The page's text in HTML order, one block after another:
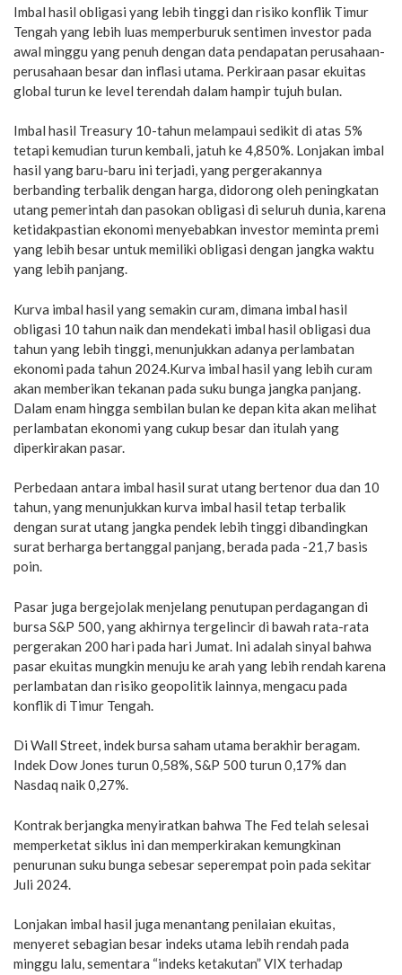
Imbal hasil obligasi yang lebih tinggi dan risiko konflik Timur
Tengah yang lebih luas memperburuk sentimen investor pada
awal minggu yang penuh dengan data pendapatan perusahaan-
perusahaan besar dan inflasi utama. Perkiraan pasar ekuitas
global turun ke level terendah dalam hampir tujuh bulan.
Imbal hasil Treasury 10-tahun melampaui sedikit di atas 5%
tetapi kemudian turun kembali, jatuh ke 4,850%. Lonjakan imbal
hasil yang baru-baru ini terjadi, yang pergerakannya
berbanding terbalik dengan harga, didorong oleh peningkatan
utang pemerintah dan pasokan obligasi di seluruh dunia, karena
ketidakpastian ekonomi menyebabkan investor meminta premi
yang lebih besar untuk memiliki obligasi dengan jangka waktu
yang lebih panjang.
Kurva imbal hasil yang semakin curam, dimana imbal hasil
obligasi 10 tahun naik dan mendekati imbal hasil obligasi dua
tahun yang lebih tinggi, menunjukkan adanya perlambatan
ekonomi pada tahun 2024.Kurva imbal hasil yang lebih curam
akan memberikan tekanan pada suku bunga jangka panjang.
Dalam enam hingga sembilan bulan ke depan kita akan melihat
perlambatan ekonomi yang cukup besar dan itulah yang
diperkirakan pasar.
Perbedaan antara imbal hasil surat utang bertenor dua dan 10
tahun, yang menunjukkan kurva imbal hasil tetap terbalik
dengan surat utang jangka pendek lebih tinggi dibandingkan
surat berharga bertanggal panjang, berada pada -21,7 basis
poin.
Pasar juga bergejolak menjelang penutupan perdagangan di
bursa S&P 500, yang akhirnya tergelincir di bawah rata-rata
pergerakan 200 hari pada hari Jumat. Ini adalah sinyal bahwa
pasar ekuitas mungkin menuju ke arah yang lebih rendah karena
perlambatan dan risiko geopolitik lainnya, mengacu pada
konflik di Timur Tengah.
Di Wall Street, indek bursa saham utama berakhir beragam.
Indek Dow Jones turun 0,58%, S&P 500 turun 0,17% dan
Nasdaq naik 0,27%.
Kontrak berjangka menyiratkan bahwa The Fed telah selesai
memperketat siklus ini dan memperkirakan kemungkinan
penurunan suku bunga sebesar seperempat poin pada sekitar
Juli 2024.
Lonjakan imbal hasil juga menantang penilaian ekuitas,
menyeret sebagian besar indeks utama lebih rendah pada
minggu lalu, sementara “indeks ketakutan” VIX terhadap